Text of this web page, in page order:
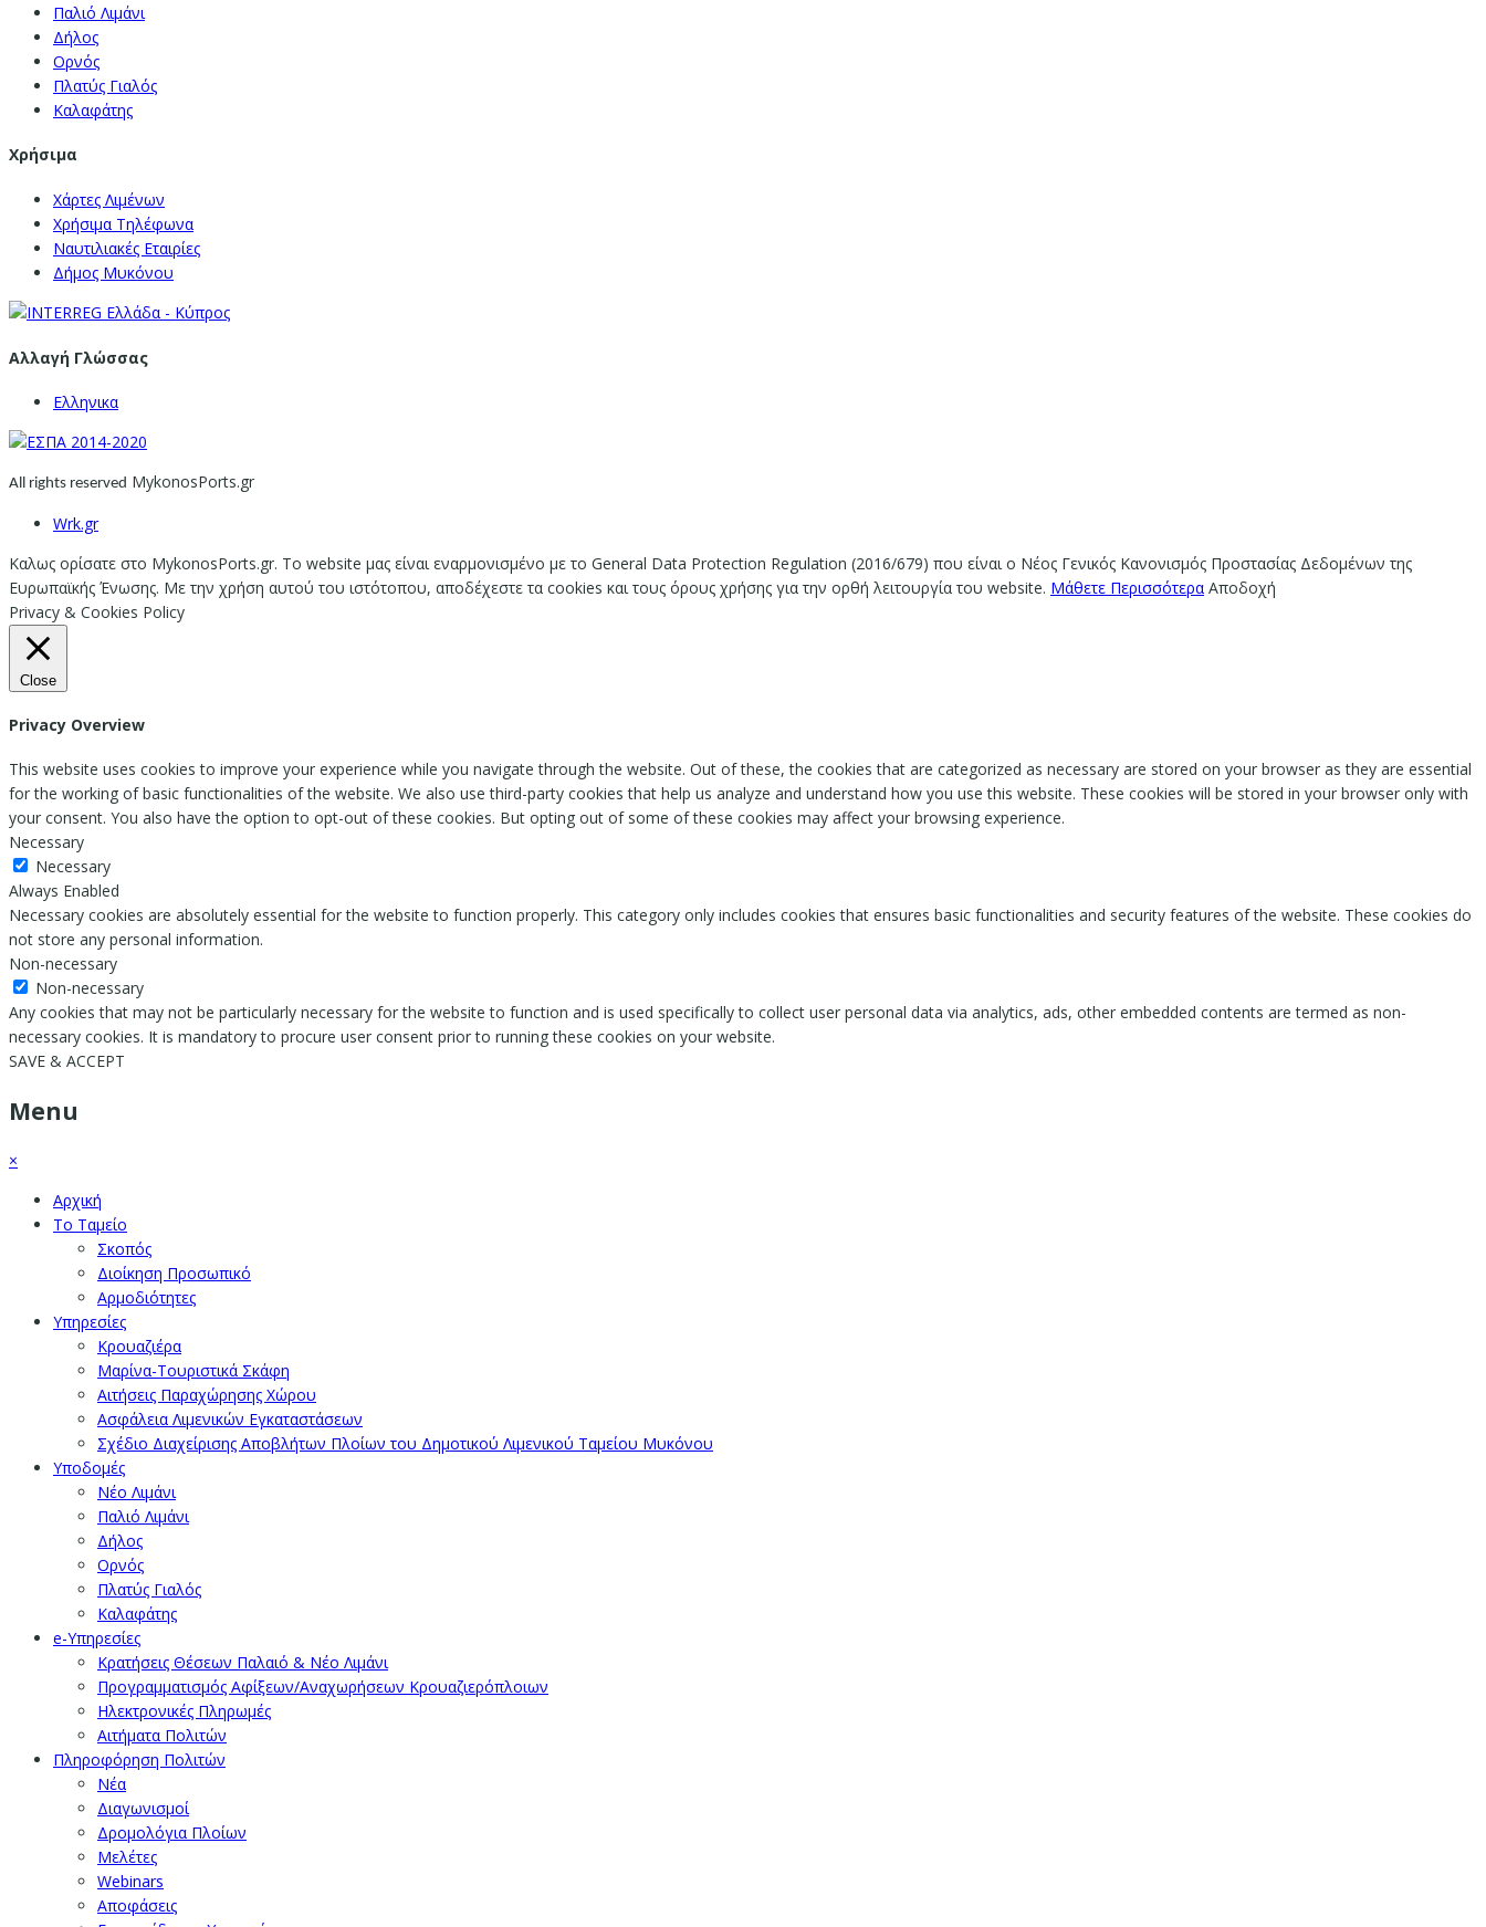
Παλιό Λιμάνι
Δήλος
Ορνός
Πλατύς Γιαλός
Καλαφάτης
Χρήσιμα
Χάρτες Λιμένων
Χρήσιμα Τηλέφωνα
Ναυτιλιακές Εταιρίες
Δήμος Μυκόνου
Αλλαγή Γλώσσας
Ελληνικα
All rights reserved MykonosPorts.gr
Wrk.gr
Καλως ορίσατε στο MykonosPorts.gr. Το website μας είναι εναρμονισμένο με το General Data Protection Regulation (2016/679) που είναι ο Νέος Γενικός Κανονισμός Προστασίας Δεδομένων της
Ευρωπαϊκής Ένωσης. Με την χρήση αυτού του ιστότοπου, αποδέχεστε τα cookies και τους όρους χρήσης για την ορθή λειτουργία του website. Μάθετε Περισσότερα Αποδοχή
Privacy & Cookies Policy
Close
Privacy Overview
This website uses cookies to improve your experience while you navigate through the website. Out of these, the cookies that are categorized as necessary are stored on your browser as they are essential
for the working of basic functionalities of the website. We also use third-party cookies that help us analyze and understand how you use this website. These cookies will be stored in your browser only with
your consent. You also have the option to opt-out of these cookies. But opting out of some of these cookies may affect your browsing experience.
Necessary
Necessary
Always Enabled
Necessary cookies are absolutely essential for the website to function properly. This category only includes cookies that ensures basic functionalities and security features of the website. These cookies do
not store any personal information.
Non-necessary
Non-necessary
Any cookies that may not be particularly necessary for the website to function and is used specifically to collect user personal data via analytics, ads, other embedded contents are termed as non-
necessary cookies. It is mandatory to procure user consent prior to running these cookies on your website.
SAVE & ACCEPT
Menu
×
Αρχική
Το Ταμείο
Σκοπός
Διοίκηση Προσωπικό
Αρμοδιότητες
Υπηρεσίες
Κρουαζιέρα
Μαρίνα-Τουριστικά Σκάφη
Αιτήσεις Παραχώρησης Χώρου
Ασφάλεια Λιμενικών Εγκαταστάσεων
Σχέδιο Διαχείρισης Αποβλήτων Πλοίων του Δημοτικού Λιμενικού Ταμείου Μυκόνου
Υποδομές
Νέο Λιμάνι
Παλιό Λιμάνι
Δήλος
Ορνός
Πλατύς Γιαλός
Καλαφάτης
e-Υπηρεσίες
Κρατήσεις Θέσεων Παλαιό & Νέο Λιμάνι
Προγραμματισμός Αφίξεων/Αναχωρήσεων Κρουαζιερόπλοιων
Ηλεκτρονικές Πληρωμές
Αιτήματα Πολιτών
Πληροφόρηση Πολιτών
Νέα
Διαγωνισμοί
Δρομολόγια Πλοίων
Μελέτες
Webinars
Αποφάσεις